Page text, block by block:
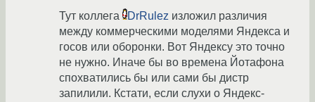
Тут коллега DrRulez изложил различия
между коммерческими моделями Яндекса и
госов или оборонки. Вот Яндексу это точно
не нужно. Иначе бы во времена Йотафона
спохватились бы или сами бы дистр
запилили. Кстати, если слухи о Яндекс-